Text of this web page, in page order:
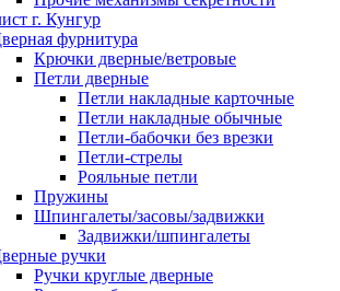
г. Кунгур
фурнитура
Крючки дверные/ветровые
Петли дверные
Петли накладные карточные
Петли накладные обычные
Петли-бабочки без врезки
Петли-стрелы
Рояльные петли
Пружины
Шпингалеты/засовы/задвижки
Задвижки/шпингалеты
ручки
Ручки круглые дверные